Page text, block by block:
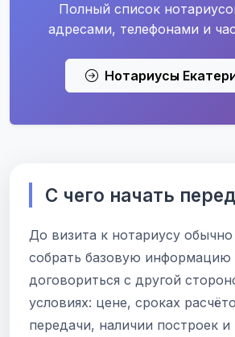
Полный список
адресами, телефонами и
Нотариусы
С чего начать
До визита к нотариусу обычно
собрать базовую информацию
договориться с другой
условиях: цене, сроках
передачи, наличии построек и